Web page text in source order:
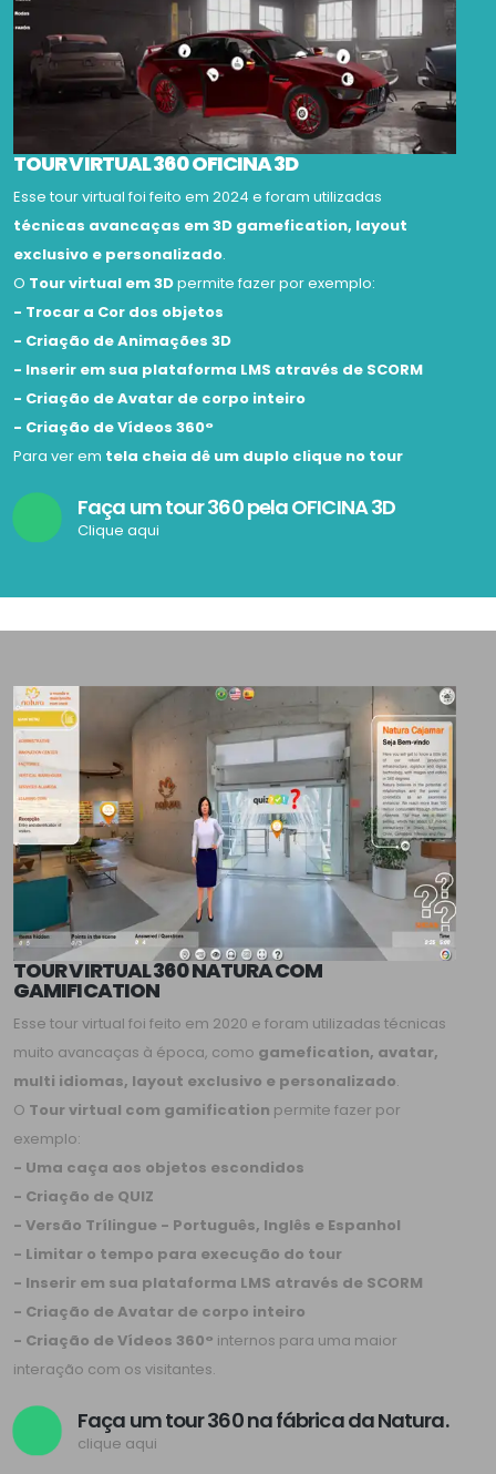
SAIBA MAIS
TOUR VIRTUAL 360 OFICINA 3D
Esse tour virtual foi feito em 2024 e foram utilizadas
técnicas avancaças em 3D gamefication, layout
exclusivo e personalizado.
O Tour virtual em 3Dpermite fazer por exemplo:
- Trocar a Cor dos objetos
- Criação de Animações 3D
- Inserir em sua plataforma LMS através de SCORM
- Criação de Avatar de corpo inteiro
- Criação de Vídeos 360°
Para ver em tela cheia dê um duplo clique no tour
Faça um tour 360 pela OFICINA 3D
Clique aqui
TOUR VIRTUAL 360 NATURA COM
GAMIFICATION
Esse tour virtual foi feito em 2020 e foram utilizadas técnicas
muito avancaças à época, como gamefication, avatar,
multi idiomas, layout exclusivo e personalizado.
O Tour virtual com gamification permite fazer por
exemplo:
- Uma caça aos objetos escondidos
- Criação de QUIZ
- Versão Trílingue - Português, Inglês e Espanhol
- Limitar o tempo para execução do tour
- Inserir em sua plataforma LMS através de SCORM
- Criação de Avatar de corpo inteiro
- Criação de Vídeos 360° internos para uma maior
interação com os visitantes.
Faça um tour 360 na fábrica da Natura.
clique aqui